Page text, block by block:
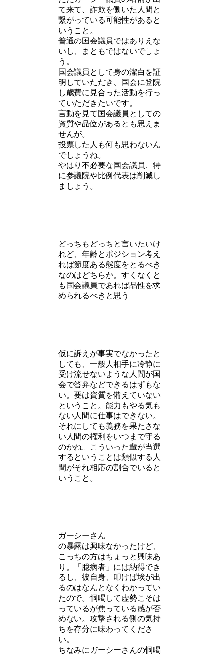
て来て、詐欺を働いた人間と
繋がっている可能性があると
いうこと。
普通の国会議員ではありえな
いし、まともではないでしょ
う。
国会議員として身の潔白を証
明していただき、国会に登院
し歳費に見合った活動を行っ
ていただきたいです。
言動を見て国会議員としての
資質や品位があるとも思えま
せんが。
投票した人も何も思わないん
でしょうね。
やはり不必要な国会議員、特
に参議院や比例代表は削減し
ましょう。
どっちもどっちと言いたいけ
れど、年齢とポジション考え
れば節度ある態度をとるべき
なのはどちらか。すくなくと
も国会議員であれば品性を求
められるべきと思う
仮に訴えが事実でなかったと
しても、一般人相手に冷静に
受け流せないような人間が国
会で答弁などできるはずもな
い。要は資質を備えていない
ということ。能力もやる気も
ない人間に仕事はできない。
それにしても義務を果たさな
い人間の権利をいつまで守る
のかね。こういった輩が当選
するということは類似する人
間がそれ相応の割合でいると
いうこと。
ガーシーさん
の暴露は興味なかったけど、
こっちの方はちょっと興味あ
り。「臆病者」には納得でき
るし、彼自身、叩けば埃が出
るのはなんとなくわかってい
たので。恫喝して虚勢こそは
っているが焦っている感が否
めない。攻撃される側の気持
ちを存分に味わってくださ
い。
ちなみにガーシーさんの恫喝